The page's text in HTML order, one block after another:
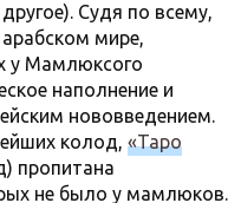
Судя по всему,
мире,
у Мамлюксого
наполнение и
нововведением.
колод, «Таро
пропитана
не было у мамлюков.